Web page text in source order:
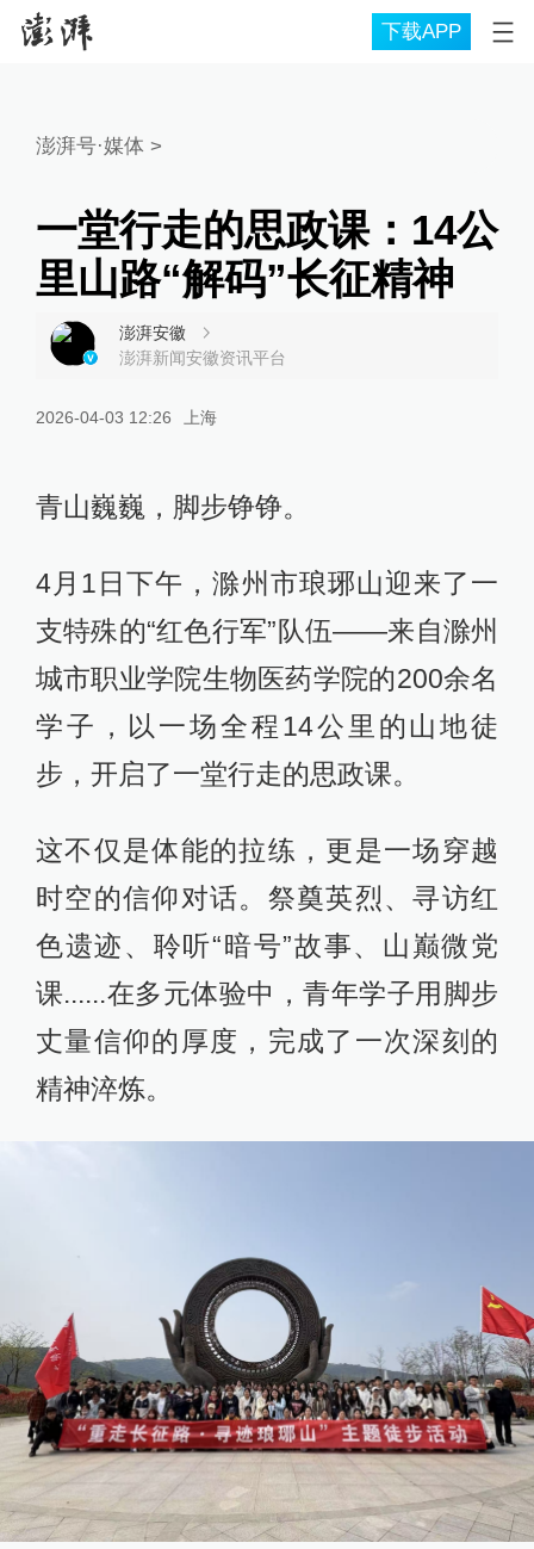
下载APP
澎湃号·媒体 >
一堂行走的思政课：14公
里山路“解码”长征精神
澎湃安徽
澎湃新闻安徽资讯平台
2026-04-03 12:26 上海
青山巍巍，脚步铮铮。
4月1日下午，滁州市琅琊山迎来了一
支特殊的“红色行军”队伍——来自滁州
城市职业学院生物医药学院的200余名
学子，以一场全程14公里的山地徒
步，开启了一堂行走的思政课。
这不仅是体能的拉练，更是一场穿越
时空的信仰对话。祭奠英烈、寻访红
色遗迹、聆听“暗号”故事、山巅微党
课......在多元体验中，青年学子用脚步
丈量信仰的厚度，完成了一次深刻的
精神淬炼。